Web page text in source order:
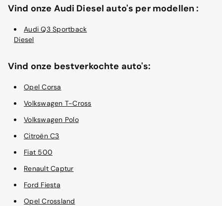
Vind onze Audi Diesel auto's per modellen :
Audi Q3 Sportback
Diesel
Vind onze bestverkochte auto's:
Opel Corsa
Volkswagen T-Cross
Volkswagen Polo
Citroën C3
Fiat 500
Renault Captur
Ford Fiesta
Opel Crossland